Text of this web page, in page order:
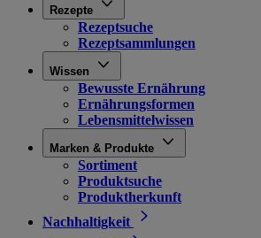
Rezepte
Rezeptsuche
Rezeptsammlungen
Wissen
Bewusste Ernährung
Ernährungsformen
Lebensmittelwissen
Marken & Produkte
Sortiment
Produktsuche
Produktherkunft
Nachhaltigkeit